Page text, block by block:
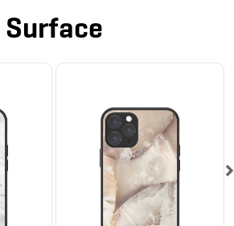
Surface